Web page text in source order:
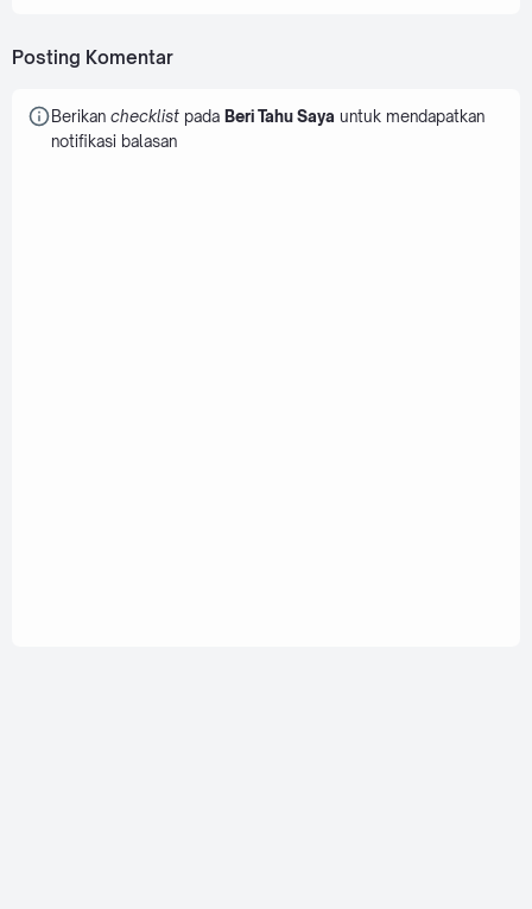
Posting Komentar
Berikan checklistpada Beri Tahu Saya untuk mendapatkan
notifikasi balasan